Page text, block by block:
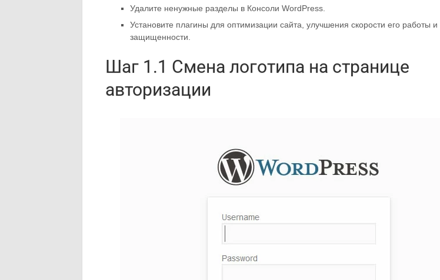
Удалите ненужные разделы в Консоли WordPress.
Установите плагины для оптимизации сайта, улучшения скорости его работы и
защищенности.
Шаг 1.1 Смена логотипа на странице
авторизации